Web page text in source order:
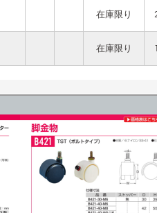
在庫限り
在庫限り